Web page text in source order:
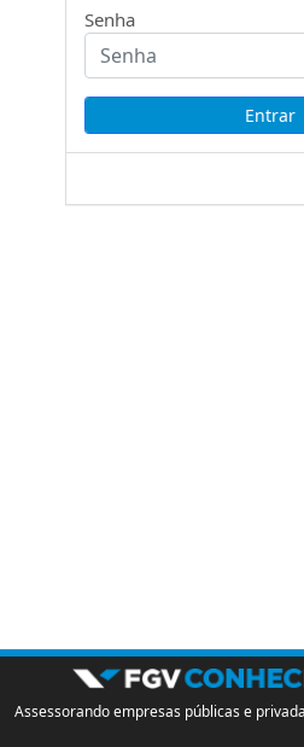
Senha
Assessorando empresas públicas e